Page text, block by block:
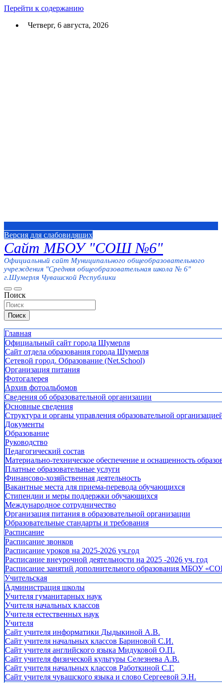
Перейти к содержанию
Четверг, 6 августа, 2026
Версия для слабовидящих
Сайт МБОУ "СОШ №6"
Официальный сайт Муниципального общеобразовательного
учреждения "Средняя общеобразовательная школа № 6"
г.Шумерля Чувашской Республики
Поиск
Поиск
Главная
Официальный сайт города Шумерля
Сайт отдела образования города Шумерля
Сетевой город. Образование (Net.School)
Организация питания
Фотогалерея
Архив фотоальбомов
Сведения об образовательной организации
Основные сведения
Структура и органы управления образовательной
Документы
Образование
Руководство
Педагогический состав
Материально-техническое обеспечение и оснащенность
Платные образовательные услуги
Финансово-хозяйственная деятельность
Вакантные места для приема-перевода обучающихся
Стипендии и меры поддержки обучающихся
Международное сотрудничество
Организация питания в образовательной организации
Образовательные стандарты и требования
Расписание
Расписание звонков
Расписание уроков на 2025-2026 уч.год
Расписание внеурочной деятельности на 2025 -2026 уч. год
Расписание занятий дополнительного образования МБОУ
Учительская
Администрация школы
Учителя гуманитарных наук
Учителя начальных классов
Учителя естественных наук
Учителя
Cайт учителя информатики Дыдыкиной А.В.
Сайт учителя начальных классов Бариновой С.И.
Сайт учителя английского языка Мидуковой О.П.
Сайт учителя физической культуры Селезнева А.В.
Сайт учителя начальных классов Работкиной С.Г.
Сайт учителя чувашского языка и слово Сергеевой Э.Н.